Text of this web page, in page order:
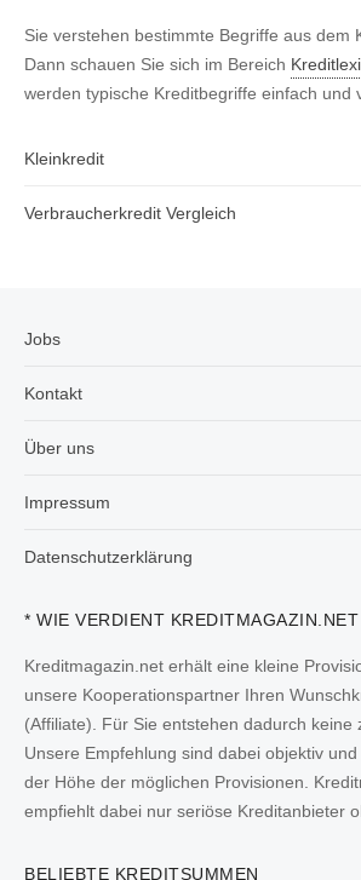
Sie verstehen bestimmte Begriffe aus dem
Dann schauen Sie sich im Bereich
werden typische Kreditbegriffe einfach und
Kleinkredit
Verbraucherkredit Vergleich
Jobs
Kontakt
Über uns
Impressum
Datenschutzerklärung
* WIE VERDIENT
Kreditmagazin.net erhält eine kleine
unsere Kooperationspartner Ihren
(Affiliate). Für Sie entstehen dadurch keine
Unsere Empfehlung sind dabei objektiv
der Höhe der möglichen Provisionen.
empfiehlt dabei nur seriöse Kreditanbieter
BELIEBTE KREDITSUMMEN